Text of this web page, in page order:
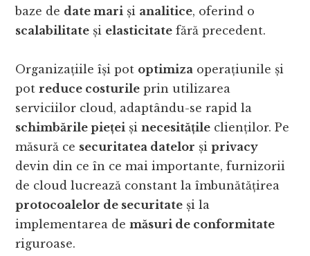
baze de date mari și analitice, oferind o
scalabilitate și elasticitate fără precedent.
Organizațiile își pot optimiza operațiunile și
potreduce costurile prin utilizarea
serviciilor cloud, adaptându-se rapid la
schimbările pieței șinecesitățile clienților. Pe
măsură ce securitatea datelor șiprivacy
devin din ce în ce mai importante, furnizorii
de cloud lucrează constant la îmbunătățirea
protocoalelor de securitate și la
implementarea demăsuri de conformitate
riguroase.